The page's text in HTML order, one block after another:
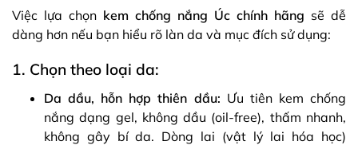
Việc lựa chọn kem chống nắng Úc chính hãng sẽ dễ
dàng hơn nếu bạn hiểu rõ làn da và mục đích sử dụng:
1. Chọn theo loại da:
Da dầu, hỗn hợp thiên dầu: Ưu tiên kem chống
nắng dạng gel, không dầu (oil-free), thấm nhanh,
không gây bí da. Dòng lai (vật lý lai hóa học)